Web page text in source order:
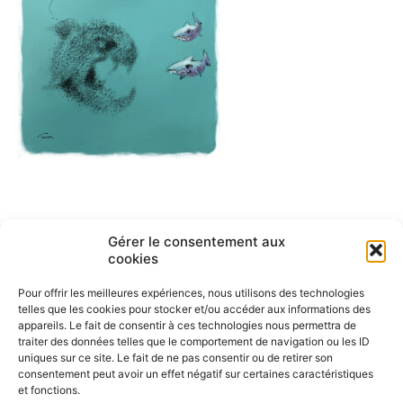
Gérer le consentement aux
cookies
Pour offrir les meilleures expériences, nous utilisons des technologies
telles que les cookies pour stocker et/ou accéder aux informations des
appareils. Le fait de consentir à ces technologies nous permettra de
traiter des données telles que le comportement de navigation ou les ID
uniques sur ce site. Le fait de ne pas consentir ou de retirer son
consentement peut avoir un effet négatif sur certaines caractéristiques
et fonctions.
Navigation
de
l’article
ARTICLE PRÉCÉDENT
English cartoons by Tesson-1